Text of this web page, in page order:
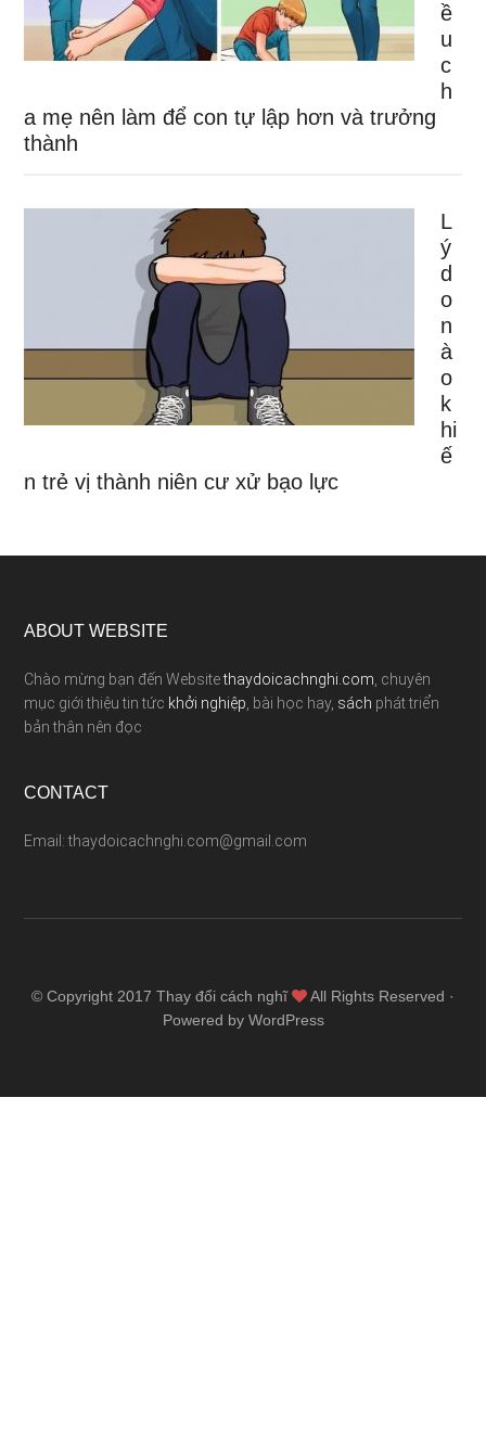
ề
u
c
h
a mẹ nên làm để con tự lập hơn và trưởng
thành
L
ý
d
o
n
à
o
k
hi
ế
n trẻ vị thành niên cư xử bạo lực
ABOUT WEBSITE
Chào mừng bạn đến Websitethaydoicachnghi.com , chuyên
mục giới thiệu tin tức khởi nghiệp , bài học hay, sách phát triển
bản thân nên đọc
CONTACT
Email: thaydoicachnghi.com@gmail.com
© Copyright 2017 Thay đổi cách nghĩ
All Rights Reserved ·
Powered by WordPress